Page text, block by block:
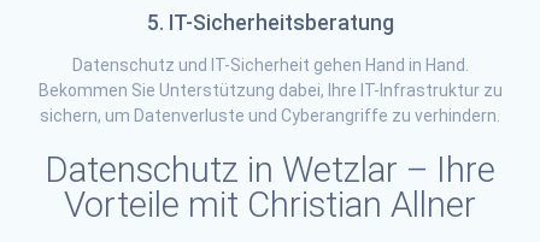
5. IT-Sicherheitsberatung
Datenschutz und IT-Sicherheit gehen Hand in Hand.
Bekommen Sie Unterstützung dabei, Ihre IT-Infrastruktur zu
sichern, um Datenverluste und Cyberangriffe zu verhindern.
Datenschutz in Wetzlar – Ihre
Vorteile mit Christian Allner